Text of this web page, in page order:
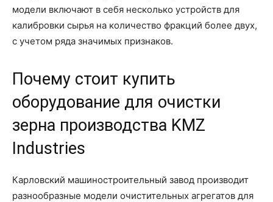
модели включают в себя несколько устройств для
калибровки сырья на количество фракций более двух,
с учетом ряда значимых признаков.
Почему стоит купить
оборудование для очистки
зерна производства KMZ
Industries
Карловский машиностроительный завод производит
разнообразные модели очистительных агрегатов для